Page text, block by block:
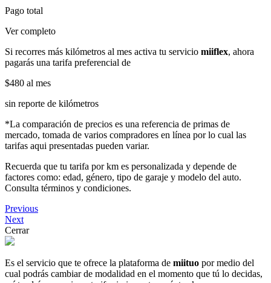
Pago total
Ver completo
Si recorres más kilómetros al mes activa tu servicio miiflex, ahora
pagarás una tarifa preferencial de
$480 al mes
sin reporte de kilómetros
*La comparación de precios es una referencia de primas de
mercado, tomada de varios compradores en línea por lo cual las
tarifas aqui presentadas pueden variar.
Recuerda que tu tarifa por km es personalizada y depende de
factores como: edad, género, tipo de garaje y modelo del auto.
Consulta términos y condiciones.
Previous
Next
Cerrar
Es el servicio que te ofrece la plataforma de miituo por medio del
cual podrás cambiar de modalidad en el momento que tú lo decidas,